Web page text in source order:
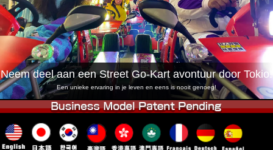
Tokyo Shinagawa Tokyo Akihabara#1
Tokyo Akihabara#2 Tokyo Shibuya
Tokyo Shibuya Annex Tokyo Bay
Tokyo Asakusa Osaka
Okinawa
Neem deel aan een Street Go-Kart avontuur door Tokio!
Een unieke ervaring in je leven en eens is nooit genoeg!